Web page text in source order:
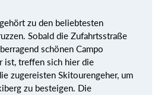
zu den beliebtesten
Sobald die Zufahrtsstraße
schönen Campo
ist, treffen sich hier die
zugereisten Skitourengeher, um
zu besteigen. Die